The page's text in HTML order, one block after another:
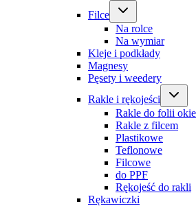
Filce
Na rolce
Na wymiar
Kleje i podkłady
Magnesy
Pęsety i weedery
Rakle i rękojeści
Rakle do folii
Rakle z filcem
Plastikowe
Teflonowe
Filcowe
do PPF
Rękojeść do rakli
Rękawiczki